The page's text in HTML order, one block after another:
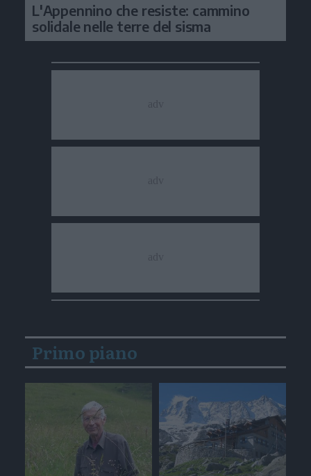
L'Appennino che resiste: cammino
solidale nelle terre del sisma
Primo piano